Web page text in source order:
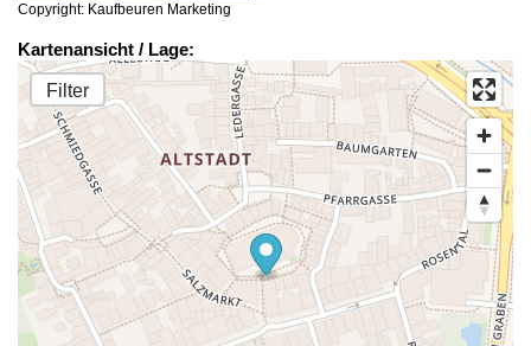
Copyright: Kaufbeuren Marketing
Kartenansicht / Lage:
Filter